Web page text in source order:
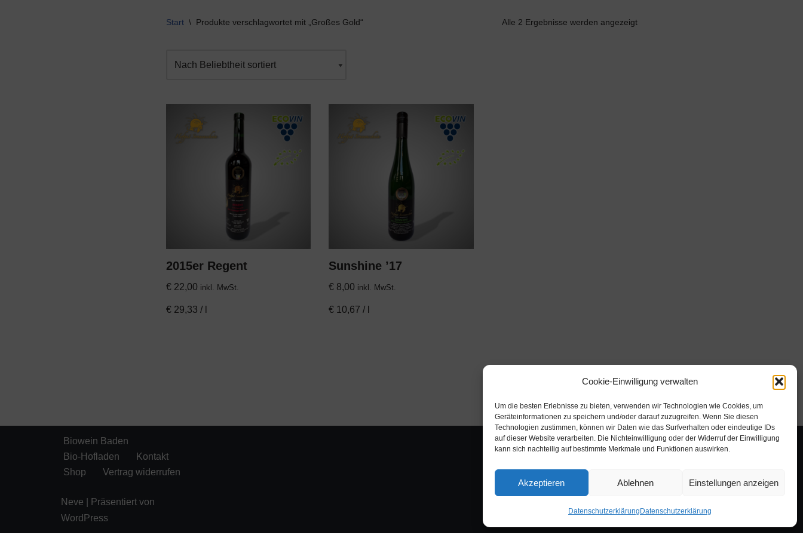
Cookie-Einwilligung verwalten
Um die besten Erlebnisse zu bieten, verwenden wir Technologien wie Cookies, um
Geräteinformationen zu speichern und/oder darauf zuzugreifen. Wenn Sie diesen
Technologien zustimmen, können wir Daten wie das Surfverhalten oder eindeutige IDs
auf dieser Website verarbeiten. Die Nichteinwilligung oder der Widerruf der Einwilligung
kann sich nachteilig auf bestimmte Merkmale und Funktionen auswirken.
Akzeptieren Ablehnen Einstellungen anzeigen
Datenschutzerklärung Datenschutzerklärung
Start \ Produkte verschlagwortet mit „Großes Gold“ Alle 2 Ergebnisse werden angezeigt
2015er Regent
€ 22,00 inkl. MwSt.
€ 29,33 /
Sunshine ’17
€ 8,00 inkl. MwSt.
€ 10,67 /
Biowein Baden
Bio-Hofladen
Kontakt
Shop
Vertrag widerrufen
Neve | Präsentiert von
WordPress